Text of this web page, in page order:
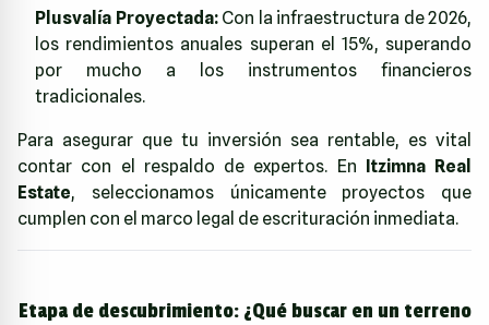
Plusvalía Proyectada:Con la infraestructura de 2026,
los rendimientos anuales superan el 15%, superando
por mucho a los instrumentos financieros
tradicionales.
Para asegurar que tu inversión sea rentable, es vital
contar con el respaldo de expertos. En
Itzimna Real
Estate, seleccionamos únicamente proyectos que
cumplen con el marco legal de escrituración inmediata.
Etapa de descubrimiento: ¿Qué buscar en un terreno